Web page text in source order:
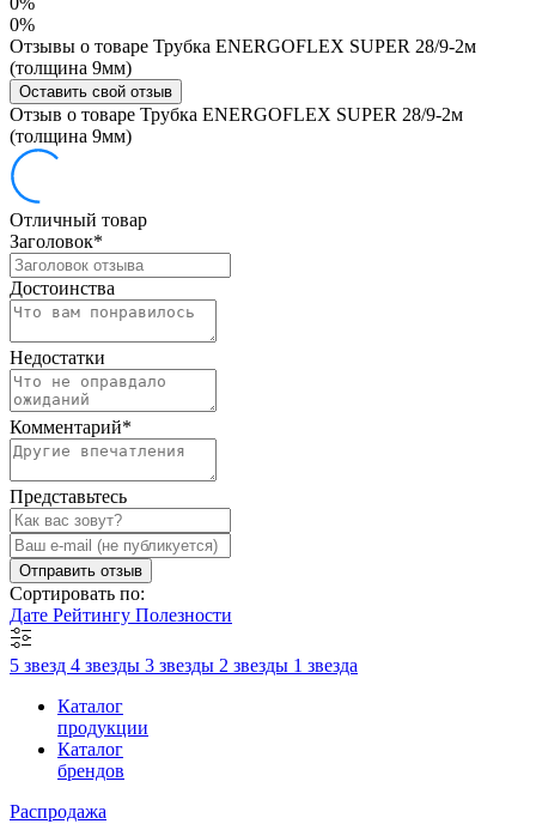
0%
Отзывы о товаре Трубка ENERGOFLEX SUPER 28/9-2м
(толщина 9мм)
Оставить свой отзыв
Отзыв о товаре Трубка ENERGOFLEX SUPER 28/9-2м
(толщина 9мм)
Отличный товар
Заголовок*
Достоинства
Недостатки
Комментарий*
Представьтесь
Отправить отзыв
Сортировать по:
Дате Рейтингу Полезности
5 звезд 4 звезды 3 звезды 2 звезды 1 звезда
Каталог
продукции
Каталог
брендов
Распродажа